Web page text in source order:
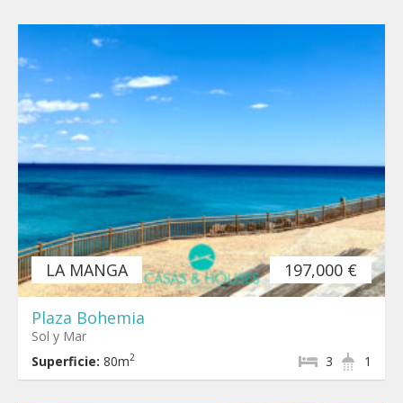
LA MANGA 197,000 €
Plaza Bohemia
Sol y Mar
Superficie: 80m2 1
3